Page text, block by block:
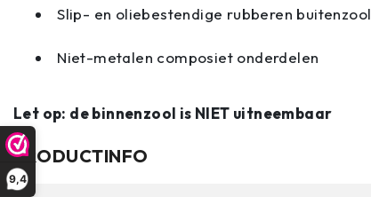
9,4
Slip- en oliebestendige rubberen buitenzool
Niet-metalen composiet onderdelen
Let op: de binnenzool is NIET uitneembaar
PRODUCTINFO